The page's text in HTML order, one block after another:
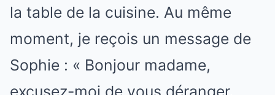
la table de la cuisine. Au même
moment, je reçois un message de
Sophie : « Bonjour madame,
excusez-moi de vous déranger,